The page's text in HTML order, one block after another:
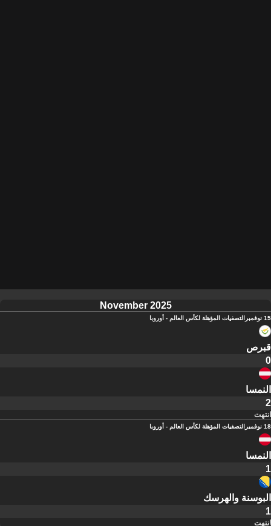
November 2025
15 نوفمبر التصفيات المؤهلة لكأس العالم - أوروبا
قبرص
0
النمسا
2
انتهت
18 نوفمبر التصفيات المؤهلة لكأس العالم - أوروبا
النمسا
1
البوسنة والهرسك
1
انتهت